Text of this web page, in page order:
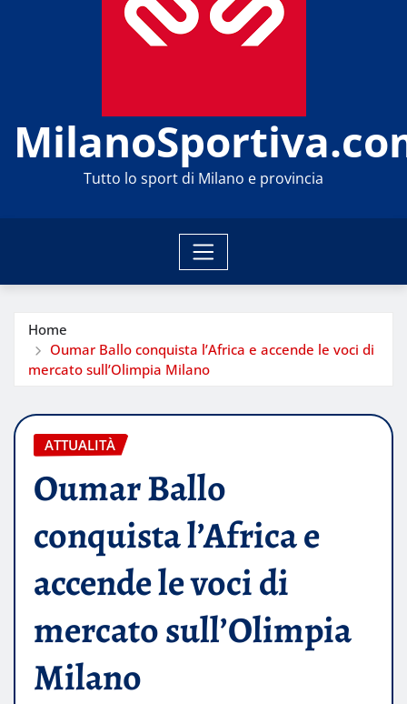
Tutto lo sport di Milano e provincia
Home
Oumar Ballo conquista l’Africa e accende le voci di
mercato sull’Olimpia Milano
ATTUALITÀ
Oumar Ballo
conquista l’Africa e
accende le voci di
mercato sull’Olimpia
Milano